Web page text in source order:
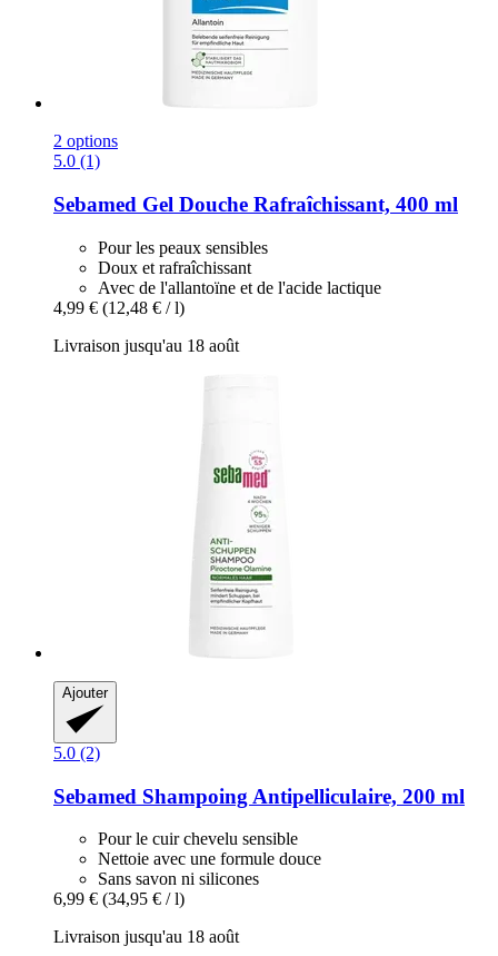
2 options
5.0 (1)
Sebamed Gel Douche Rafraîchissant, 400 ml
Pour les peaux sensibles
Doux et rafraîchissant
Avec de l'allantoïne et de l'acide lactique
4,99 € (12,48 € / l)
Livraison jusqu'au 18 août
Ajouter
5.0 (2)
Sebamed Shampoing Antipelliculaire, 200 ml
Pour le cuir chevelu sensible
Nettoie avec une formule douce
Sans savon ni silicones
6,99 € (34,95 € / l)
Livraison jusqu'au 18 août